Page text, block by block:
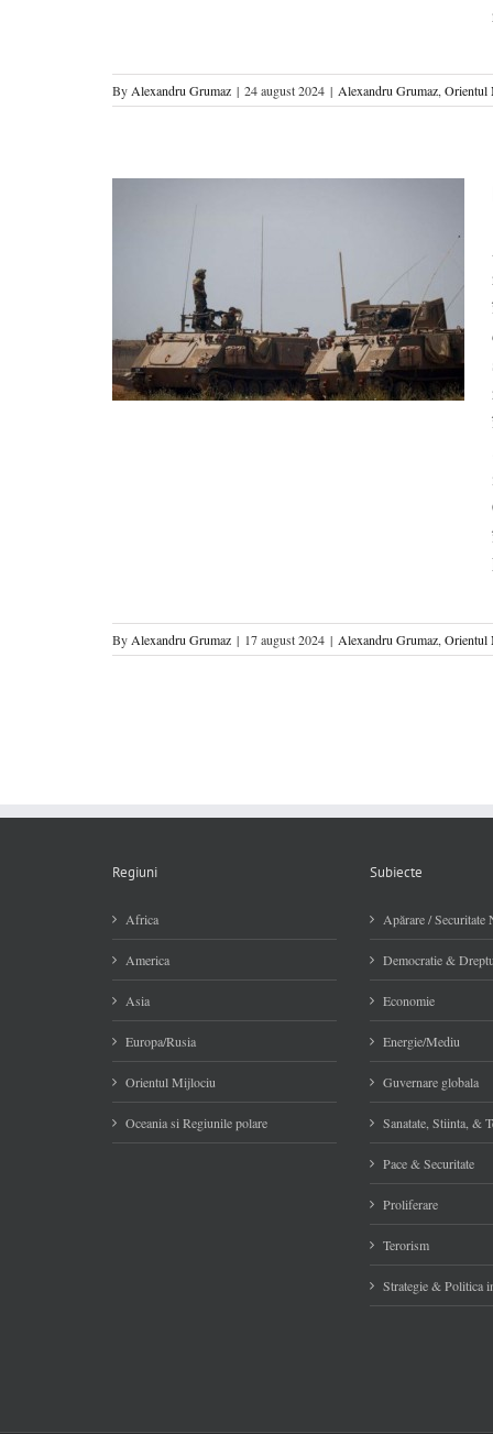
By Alexandru Grumaz | 24 august 2024 | Alexandru Grumaz, Orientul
By Alexandru Grumaz | 17 august 2024 | Alexandru Grumaz, Orientul
Regiuni
Africa
America
Asia
Europa/Rusia
Orientul Mijlociu
Oceania si Regiunile polare
Subiecte
Apărare / Securitate
Democratie &
Economie
Energie/Mediu
Guvernare globala
Sanatate, Stiinta, &
Pace & Securitate
Proliferare
Terorism
Strategie & Politica